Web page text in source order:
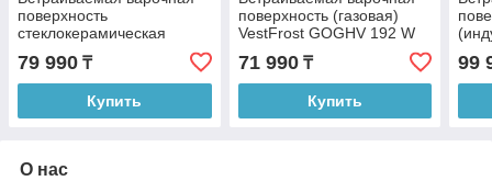
поверхность
стеклокерамическая
79 990 ₸
Купить
поверхность (газовая)
VestFrost GOGHV 192 W
71 990₸
Купить
99
О нас